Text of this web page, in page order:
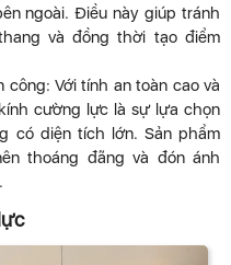
ngoài. Điều này giúp tránh
và đồng thời tạo điểm
Với tính an toàn cao và
cường lực là sự lựa chọn
có diện tích lớn. Sản phẩm
thoáng đãng và đón ánh